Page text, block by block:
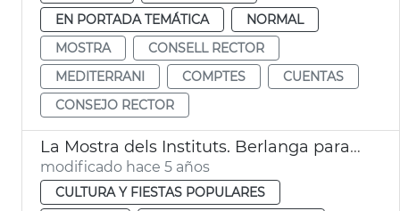
EN PORTADA TEMÁTICA
NORMAL
MOSTRA
CONSELL RECTOR
MEDITERRANI
COMPTES
CUENTAS
CONSEJO RECTOR
La Mostra dels Instituts. Berlanga para estudiantes
modificado hace 5 años
CULTURA Y FIESTAS POPULARES